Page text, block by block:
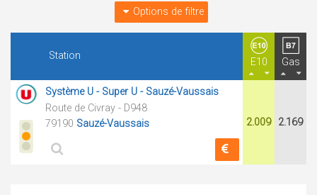
Options de filtre
Station
E10 Gas
Système U - Super U - Sauzé-Vaussais
Route de Civray - D948
79190 Sauzé-Vaussais 2.009 2.169